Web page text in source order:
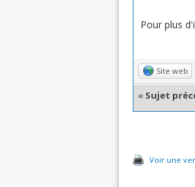
Pour plus
Site web
« Sujet
Voir une